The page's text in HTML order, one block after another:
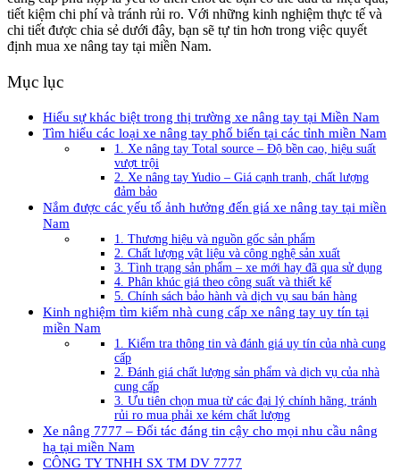
tiết kiệm chi phí và tránh rủi ro. Với những kinh nghiệm thực tế và
chi tiết được chia sẻ dưới đây, bạn sẽ tự tin hơn trong việc quyết
định mua xe nâng tay tại miền Nam.
Mục lục
Hiểu sự khác biệt trong thị trường xe nâng tay tại Miền Nam
Tìm hiểu các loại xe nâng tay phổ biến tại các tỉnh miền Nam
1. Xe nâng tay Total source – Độ bền cao, hiệu suất
vượt trội
2. Xe nâng tay Yudio – Giá cạnh tranh, chất lượng
đảm bảo
Nắm được các yếu tố ảnh hưởng đến giá xe nâng tay tại miền
Nam
1. Thương hiệu và nguồn gốc sản phẩm
2. Chất lượng vật liệu và công nghệ sản xuất
3. Tình trạng sản phẩm – xe mới hay đã qua sử dụng
4. Phân khúc giá theo công suất và thiết kế
5. Chính sách bảo hành và dịch vụ sau bán hàng
Kinh nghiệm tìm kiếm nhà cung cấp xe nâng tay uy tín tại
miền Nam
1. Kiểm tra thông tin và đánh giá uy tín của nhà cung
cấp
2. Đánh giá chất lượng sản phẩm và dịch vụ của nhà
cung cấp
3. Ưu tiên chọn mua từ các đại lý chính hãng, tránh
rủi ro mua phải xe kém chất lượng
Xe nâng 7777 – Đối tác đáng tin cậy cho mọi nhu cầu nâng
hạ tại miền Nam
CÔNG TY TNHH SX TM DV 7777